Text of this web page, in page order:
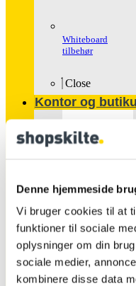
Denne hjemmeside
Vi bruger cookies til at
funktioner til sociale
oplysninger om din
sociale medier,
kombinere disse data
Whiteboard
tilbehør
Close
Kontor og
Populære
produkter
Og Tv
Dørskilte
Infoskilte
Se Alt
Kontor/